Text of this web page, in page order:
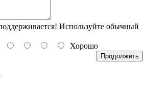
Используйте обычный
Хорошо
Продолжить